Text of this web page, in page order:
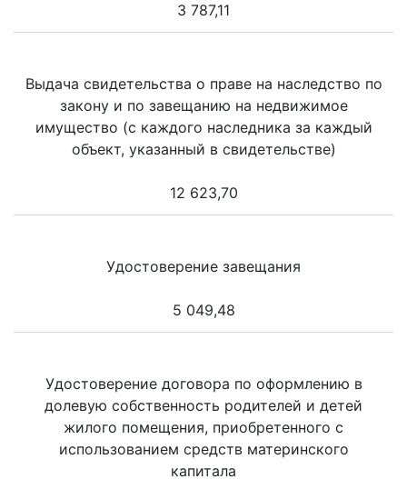
3 787,11
Выдача свидетельства о праве на наследство по
закону и по завещанию на недвижимое
имущество (с каждого наследника за каждый
объект, указанный в свидетельстве)
12 623,70
Удостоверение завещания
5 049,48
Удостоверение договора по оформлению в
долевую собственность родителей и детей
жилого помещения, приобретенного с
использованием средств материнского
капитала